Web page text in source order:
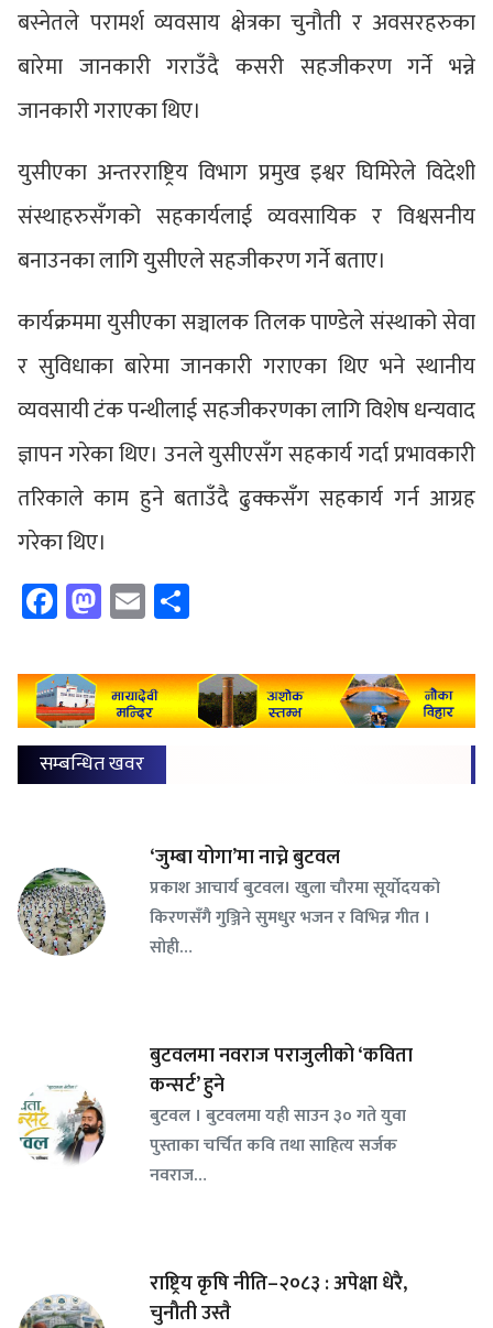
बस्नेतले परामर्श व्यवसाय क्षेत्रका चुनौती र अवसरहरुका
बारेमा जानकारी गराउँदै कसरी सहजीकरण गर्ने भन्ने
जानकारी गराएका थिए।
युसीएका अन्तरराष्ट्रिय विभाग प्रमुख इश्वर घिमिरेले विदेशी
संस्थाहरुसँगको सहकार्यलाई व्यवसायिक र विश्वसनीय
बनाउनका लागि युसीएले सहजीकरण गर्ने बताए।
कार्यक्रममा युसीएका सञ्चालक तिलक पाण्डेले संस्थाको सेवा
र सुविधाका बारेमा जानकारी गराएका थिए भने स्थानीय
व्यवसायी टंक पन्थीलाई सहजीकरणका लागि विशेष धन्यवाद
ज्ञापन गरेका थिए। उनले युसीएसँग सहकार्य गर्दा प्रभावकारी
तरिकाले काम हुने बताउँदै ढुक्कसँग सहकार्य गर्न आग्रह
गरेका थिए।
Facebook
Mastodon
Email
सम्बन्धित खवर
‘जुम्बा योगा’मा नाच्ने बुटवल
प्रकाश आचार्य बुटवल। खुला चौरमा सूर्योदयको
किरणसँगै गुञ्जिने सुमधुर भजन र विभिन्न गीत ।
सोही…
बुटवलमा नवराज पराजुलीको ‘कविता
कन्सर्ट’ हुने
बुटवल । बुटवलमा यही साउन ३० गते युवा
पुस्ताका चर्चित कवि तथा साहित्य सर्जक
नवराज…
राष्ट्रिय कृषि नीति–२०८३ : अपेक्षा धेरै,
चुनौती उस्तै